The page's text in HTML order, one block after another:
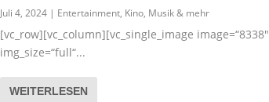
Juli 4, 2024| Entertainment, Kino, Musik & mehr
[vc_row][vc_column][vc_single_image image=“8338″
img_size=“full“...
WEITERLESEN